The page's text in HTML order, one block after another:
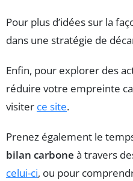
Pour plus d’idées sur la
dans une stratégie de
Enfin, pour explorer des
réduire votre empreinte
visiter ce site.
Prenez également le
bilan carbone à travers
celui-ci, ou pour